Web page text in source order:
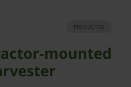
PRODUCTOS
mounted